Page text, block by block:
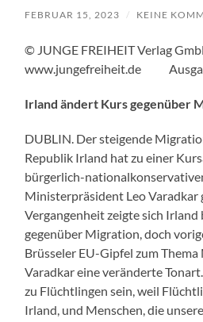
FEBRUAR 15, 2023 / KEINE
© JUNGE FREIHEIT Verlag
www.jungefreiheit.de
Irland ändert Kurs gegenüber
DUBLIN. Der steigende
Republik Irland hat zu einer
bürgerlich-
Ministerpräsident Leo Varadkar
Vergangenheit zeigte sich Irland
gegenüber Migration, doch
Brüsseler EU-Gipfel zum
Varadkar eine veränderte
zu Flüchtlingen sein, weil
Irland, und Menschen, die